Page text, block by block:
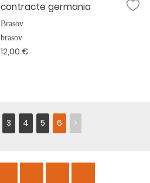
contracte germania
Brasov
brasov
12,00 €
3 4 5 6 >